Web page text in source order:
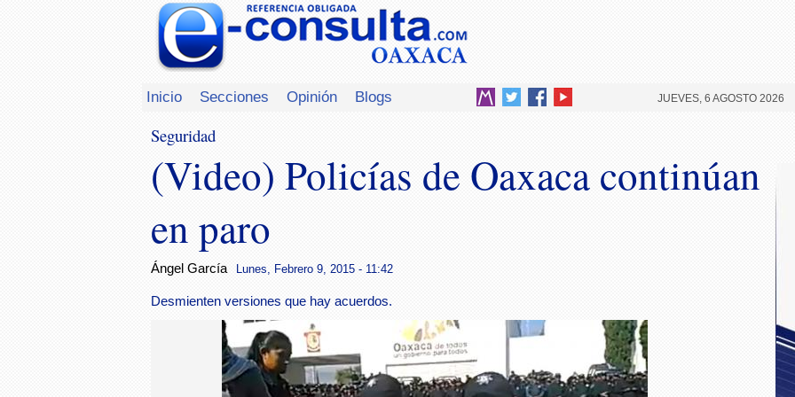
Inicio Secciones Opinión Blogs JUEVES, 6 AGOSTO 2026
Seguridad
(Video) Policías de Oaxaca continúan
en paro
Ángel García Lunes, Febrero 9, 2015 - 11:42
Desmienten versiones que hay acuerdos.